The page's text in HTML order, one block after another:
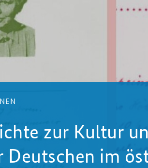
zur Kultur
Deutschen im